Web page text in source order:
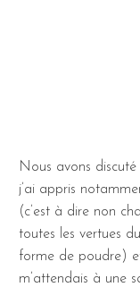
Nous avons discuté
j’ai appris
(c’est à dire non
toutes les vertues
forme de poudre)
m’attendais à une